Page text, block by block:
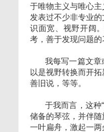
于唯物主义与唯心
发表过不少非专业
识面宽、视野开阔
考，善于发现问题的
我每写一篇文章或
以是视野转换而开
善旧说，等等。
于我而言，这种“
储备的琴弦，并伴
一叶扁舟，激起一两